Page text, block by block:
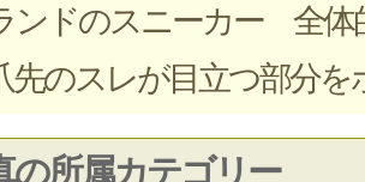
ンドのスニーカー 全体
先のスレが目立つ部分
の所属カテゴリー